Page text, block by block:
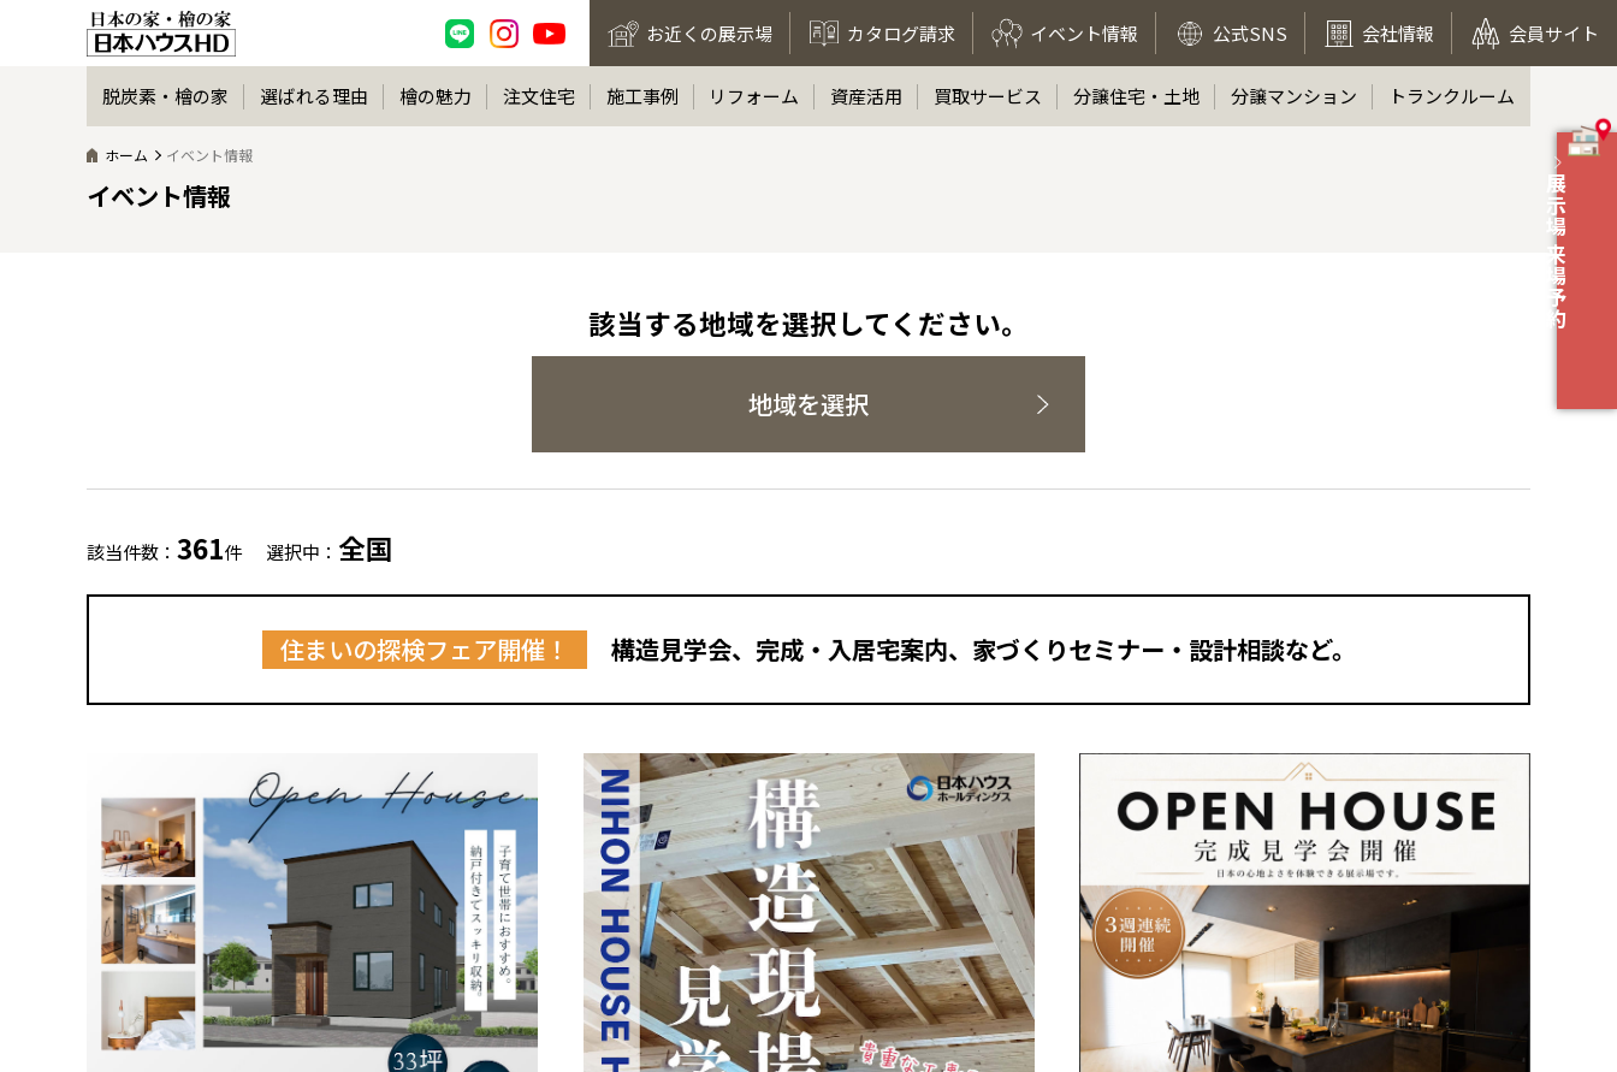
お近くの展示場 カタログ請求 イベント情報 公式SNS 会社情報 会員サイト
展示場 来場予約
脱炭素・檜の家 選ばれる理由 檜の魅力 注文住宅 施工事例 リフォーム 資産活用 買取サービス 分譲住宅・土地 分譲マンション トランクルーム
ホーム イベント情報
イベント情報
該当する地域を選択してください。
地域を選択
該当件数： 361件 選択中： 全国
住まいの探検フェア開催！ 構造見学会、完成・入居宅案内、家づくりセミナー・設計相談など。
全国の展示場
北海道
札幌
東北
お近くのイベント
北海道
札幌
札幌
小樽
東北